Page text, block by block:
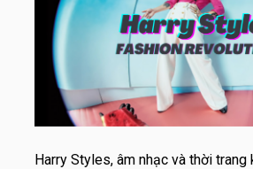
Harry Styles, âm nhạc và thời